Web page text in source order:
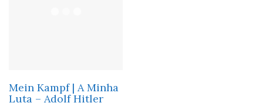
Mein Kampf | A Minha
Luta – Adolf Hitler